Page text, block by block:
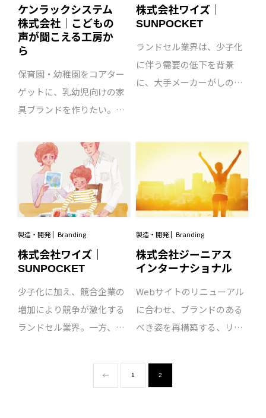
したが、一般消費者にも商
品の魅力や優位性が分かり
やすく伝わるよう、すべて
像・写真・図解などを用い
て表現。商品の特徴である
「振動や周波数」が伝わる
り下ろし、ストーリー性を
重視した子どもたちの笑顔
が見えるコミュニケーショ
ンツールに仕上げていま
す。
ケンラックシステム
株式会社｜こどもの
声が聞こえる工房か
ら
保育園・幼稚園をコアター
ゲットに、乳幼児向けの家
具ブランドを作りたい。そ
トはスタートしました。現
状分析においてマーケット
調査を行うと「自然素材」
や「知育」を売りにした乳
幼児向け家具ブランドが溢
れていることが分かり、い
かに独自性を持って新ブラ
ンドをリリースするかが、
当面の課題となりました。
そこで着目したのが、ここ
で開発する新商品は、すべ
う事実。そして、その保育
株式会社ワイズ｜
SUNPOCKET
ランドセル業界は、少子化
に伴う需要の低下を背景
に、大手メーカーがしのぎ
が繰り広げられています。
そんな折、サンリオランド
セルの代名詞として人気を
博すSUNPOCKETより「ブ
いたい」とお声がけ頂き、
リブランディングプロジェ
前年のクリエイティブに続
き、ブランディング2年目の
取り組みとなる今回。「ご
で大切に企画・制作してい
く製品の数々を表現するに
製造・開発 Branding
株式会社ワイズ｜
SUNPOCKET
少子化に加え、競合企業の
増加により競争が激化する
ランドセル業界。一方、ラ
化が難しいゆえにブランド
のイメージが大切です。こ
製造・開発 Branding
株式会社ジーニアス
インターナショナル
Webサイトのリニューアル
に合わせ、ブランドのある
べき姿を再構築する、リブ
トがスタートしました。は
じめに着手したのは、ブラ
1 2